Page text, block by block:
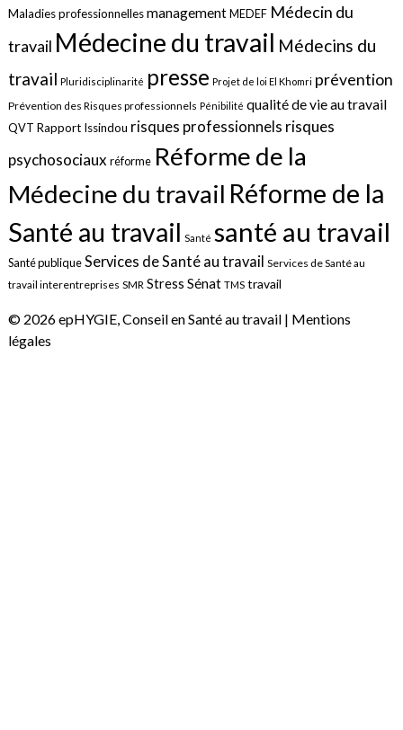
Maladies professionnellesmanagement MEDEF Médecin du
travail Médecine du travail Médecins du
travail Pluridisciplinarité presse Projet de loi El Khomri prévention
Prévention des Risques professionnels Pénibilité qualité de vie au travail
QVT Rapport Issindou risques professionnels risques
psychosociaux réforme Réforme de la
Médecine du travail Réforme de la
Santé au travail Santé santé au travail
Santé publique Services de Santé au travail Services de Santé au
travail interentreprises SMR Stress Sénat TMS travail
© 2026 epHYGIE, Conseil en Santé au travail | Mentions
légales